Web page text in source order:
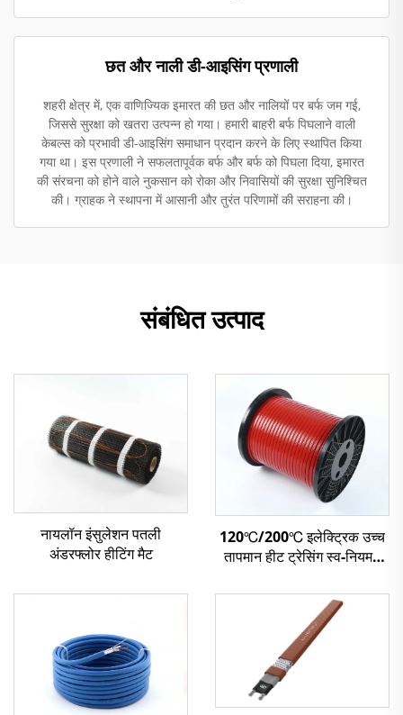
छत और नाली डी-आइसिंग प्रणाली
शहरी क्षेत्र में, एक वाणिज्यिक इमारत की छत और नालियों पर बर्फ जम गई,
जिससे सुरक्षा को खतरा उत्पन्न हो गया। हमारी बाहरी बर्फ पिघलाने वाली
केबल्स को प्रभावी डी-आइसिंग समाधान प्रदान करने के लिए स्थापित किया
गया था। इस प्रणाली ने सफलतापूर्वक बर्फ और बर्फ को पिघला दिया, इमारत
की संरचना को होने वाले नुकसान को रोका और निवासियों की सुरक्षा सुनिश्चित
की। ग्राहक ने स्थापना में आसानी और तुरंत परिणामों की सराहना की।
संबंधित उत्पाद
नायलॉन इंसुलेशन पतली
अंडरफ्लोर हीटिंग मैट
120℃/200℃ इलेक्ट्रिक उच्च
तापमान हीट ट्रेसिंग स्व-नियमन